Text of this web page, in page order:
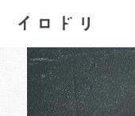
イロドリ